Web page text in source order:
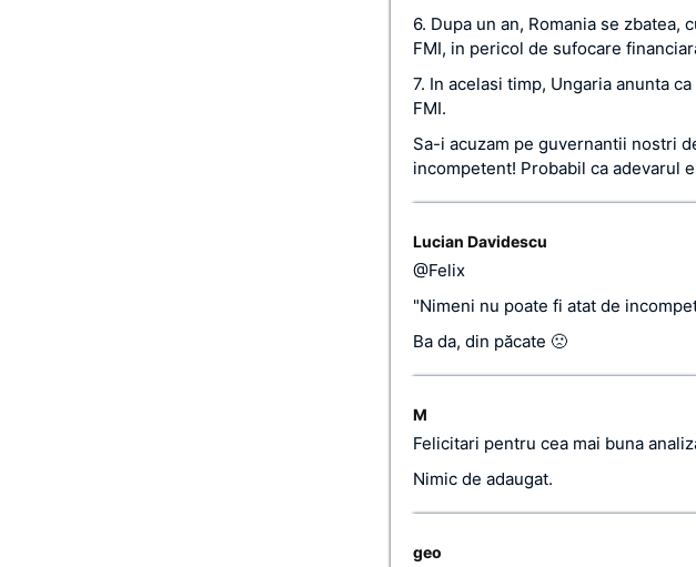
6. Dupa un an, Romania se zbatea,
FMI, in pericol de sufocare
7. In acelasi timp, Ungaria anunta
FMI.
Sa-i acuzam pe guvernantii nostri
incompetent! Probabil ca adevarul
Lucian Davidescu
@Felix
"Nimeni nu poate fi atat de
Ba da, din păcate 🙁
M
Felicitari pentru cea mai buna
Nimic de adaugat.
geo